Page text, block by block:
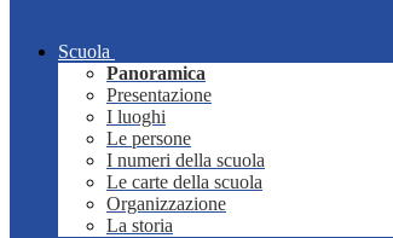
Scuola
Panoramica
Presentazione
I luoghi
Le persone
I numeri della scuola
Le carte della scuola
Organizzazione
La storia